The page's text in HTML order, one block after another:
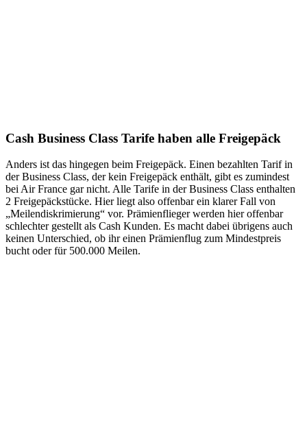
Cash Business Class Tarife haben alle Freigepäck
Anders ist das hingegen beim Freigepäck. Einen bezahlten Tarif in
der Business Class, der kein Freigepäck enthält, gibt es zumindest
bei Air France gar nicht. Alle Tarife in der Business Class enthalten
2 Freigepäckstücke. Hier liegt also offenbar ein klarer Fall von
„Meilendiskrimierung“ vor. Prämienflieger werden hier offenbar
schlechter gestellt als Cash Kunden. Es macht dabei übrigens auch
keinen Unterschied, ob ihr einen Prämienflug zum Mindestpreis
bucht oder für 500.000 Meilen.